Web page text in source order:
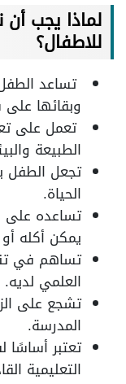
لماذا يجب أن
للاطفال؟
تساعد
وبقائها على
تعمل على
الطبيعة
تجعل الطفل
الحياة.
تساعده على
يمكن أكله
تساهم في
العلمي لديه.
تشجع على
المدرسة.
تعتبر
التعليمية